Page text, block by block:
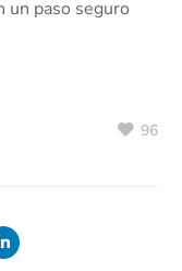
un paso seguro
96